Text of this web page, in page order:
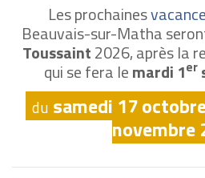
Les prochaines
Beauvais-sur-Matha
Toussaint2026, après la
qui se fera lemardi 1er
du samedi 17
novembre